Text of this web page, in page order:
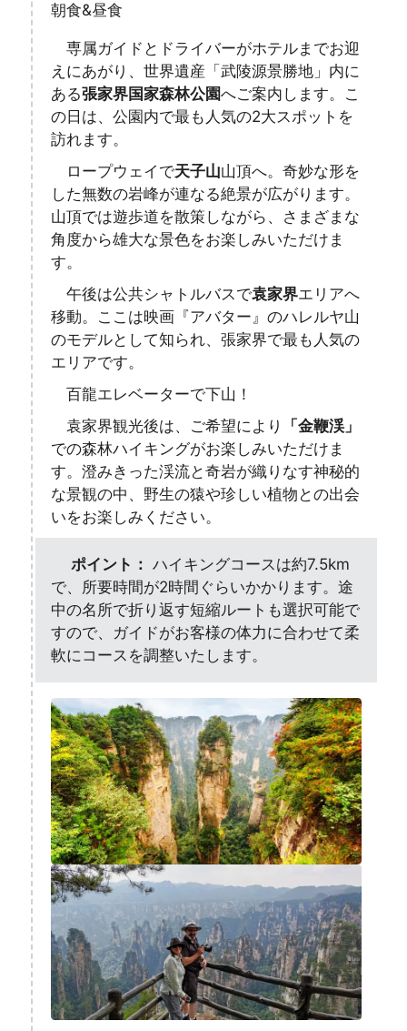
朝食&昼食
専属ガイドとドライバーがホテルまでお迎
えにあがり、世界遺産「武陵源景勝地」内に
ある張家界国家森林公園へご案内します。こ
の日は、公園内で最も人気の2大スポットを
訪れます。
ロープウェイで天子山山頂へ。奇妙な形を
した無数の岩峰が連なる絶景が広がります。
山頂では遊歩道を散策しながら、さまざまな
角度から雄大な景色をお楽しみいただけま
す。
午後は公共シャトルバスで袁家界エリアへ
移動。ここは映画『アバター』のハレルヤ山
のモデルとして知られ、張家界で最も人気の
エリアです。
百龍エレベーターで下山！
袁家界観光後は、ご希望により
「金鞭渓」
での森林ハイキングがお楽しみいただけま
す。澄みきった渓流と奇岩が織りなす神秘的
な景観の中、野生の猿や珍しい植物との出会
いをお楽しみください。
ポイント： ハイキングコースは約7.5km
で、所要時間が2時間ぐらいかかります。途
中の名所で折り返す短縮ルートも選択可能で
すので、ガイドがお客様の体力に合わせて柔
軟にコースを調整いたします。